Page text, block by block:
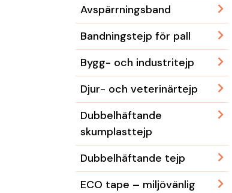
Avspärrningsband
Bandningstejp för pall
Bygg- och industritejp
Djur- och veterinärtejp
Dubbelhäftande
skumplasttejp
Dubbelhäftande tejp
ECO tape – miljövänlig